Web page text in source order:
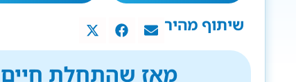
שיתוף מהיר
מאז שהתחלת חיים